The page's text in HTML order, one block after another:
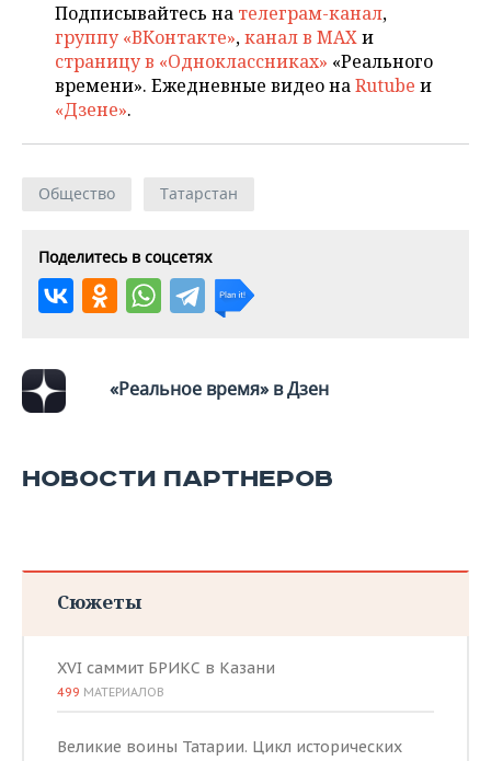
Подписывайтесь на телеграм-канал,
группу «ВКонтакте»,канал в MAXи
страницу в «Одноклассниках» «Реального
времени». Ежедневные видео наRutube и
«Дзене».
Общество Татарстан
Поделитесь в соцсетях
«Реальное время» в Дзен
НОВОСТИ ПАРТНЕРОВ
Сюжеты
XVI саммит БРИКС в Казани
499 МАТЕРИАЛОВ
Великие воины Татарии. Цикл исторических